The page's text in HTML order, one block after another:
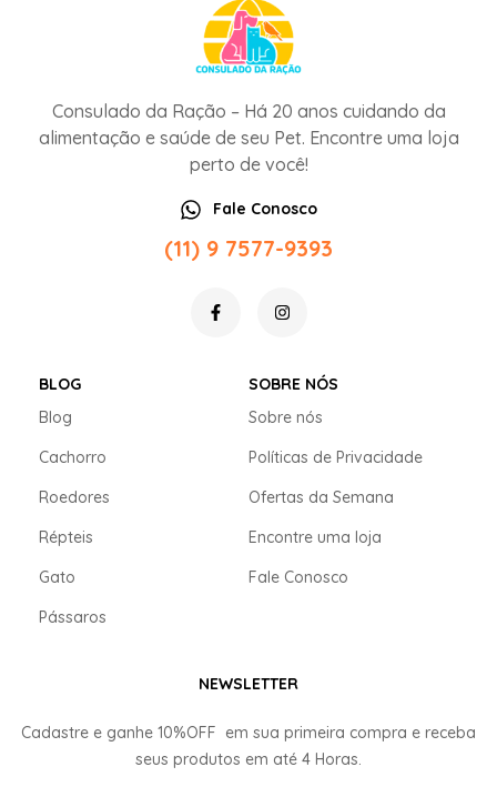
Consulado da Ração – Há 20 anos cuidando da
alimentação e saúde de seu Pet. Encontre uma loja
perto de você!
Fale Conosco
(11) 9 7577-9393
BLOG
Blog
Cachorro
Roedores
Répteis
Gato
Pássaros
SOBRE NÓS
Sobre nós
Políticas de Privacidade
Ofertas da Semana
Encontre uma loja
Fale Conosco
NEWSLETTER
Cadastre e ganhe 10%OFF em sua primeira compra e receba
seus produtos em até 4 Horas.